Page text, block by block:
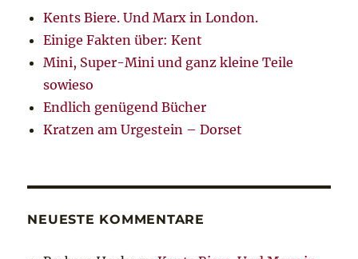
Kents Biere. Und Marx in London.
Einige Fakten über: Kent
Mini, Super-Mini und ganz kleine Teile
sowieso
Endlich genügend Bücher
Kratzen am Urgestein – Dorset
NEUESTE KOMMENTARE